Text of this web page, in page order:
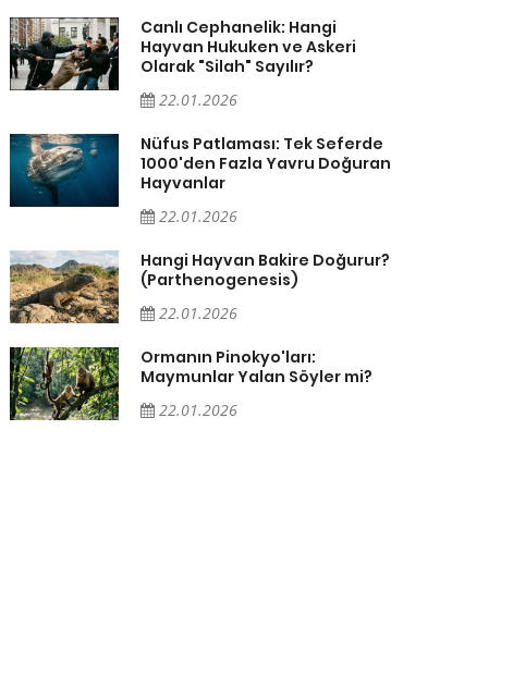
Canlı Cephanelik: Hangi
Hayvan Hukuken ve Askeri
Olarak "Silah" Sayılır?
22.01.2026
Nüfus Patlaması: Tek Seferde
1000'den Fazla Yavru Doğuran
Hayvanlar
22.01.2026
Hangi Hayvan Bakire Doğurur?
(Parthenogenesis)
22.01.2026
Ormanın Pinokyo'ları:
Maymunlar Yalan Söyler mi?
22.01.2026